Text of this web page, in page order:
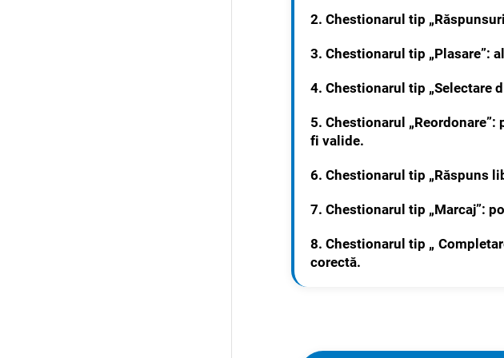
2. Chestionarul tip
3. Chestionarul tip „Plasare”:
4. Chestionarul tip „Selectare
5. Chestionarul
fi valide.
6. Chestionarul tip „Răspuns
7. Chestionarul tip „Marcaj”: p
8. Chestionarul tip „
corectă.